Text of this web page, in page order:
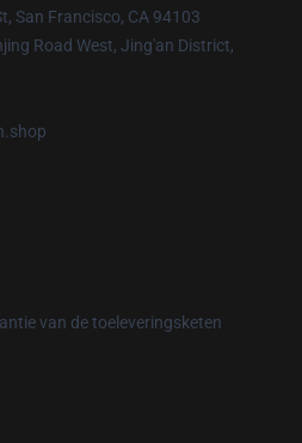
San Francisco, CA 94103
Road West, Jing'an District,
van de toeleveringsketen